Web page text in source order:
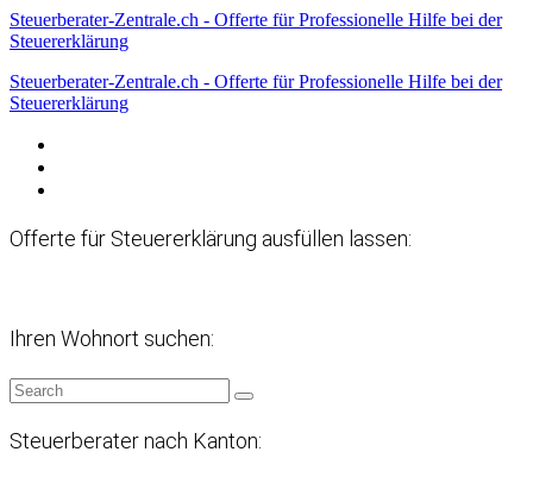
Steuerberater-Zentrale.ch - Offerte für Professionelle Hilfe bei der
Steuererklärung
Steuerberater-Zentrale.ch - Offerte für Professionelle Hilfe bei der
Steuererklärung
Offerte für Steuererklärung ausfüllen lassen:
Ihren Wohnort suchen:
Steuerberater nach Kanton: